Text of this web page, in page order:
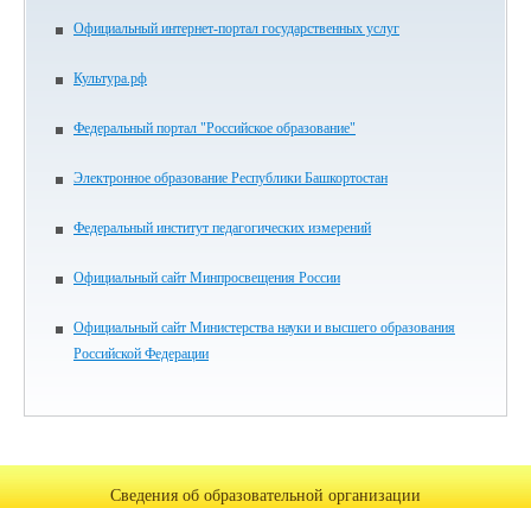
Официальный интернет-портал государственных услуг
Культура.рф
Федеральный портал "Российское образование"
Электронное образование Республики Башкортостан
Федеральный институт педагогических измерений
Официальный сайт Минпросвещения России
Официальный сайт Министерства науки и высшего образования
Российской Федерации
Сведения об образовательной организации